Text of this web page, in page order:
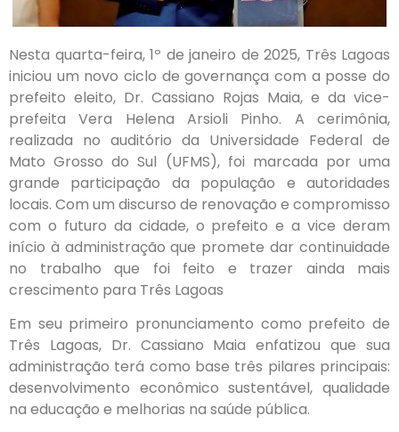
Nesta quarta-feira, 1º de janeiro de 2025, Três Lagoas
iniciou um novo ciclo de governança com a posse do
prefeito eleito, Dr. Cassiano Rojas Maia, e da vice-
prefeita Vera Helena Arsioli Pinho. A cerimônia,
realizada no auditório da Universidade Federal de
Mato Grosso do Sul (UFMS), foi marcada por uma
grande participação da população e autoridades
locais. Com um discurso de renovação e compromisso
com o futuro da cidade, o prefeito e a vice deram
início à administração que promete dar continuidade
no trabalho que foi feito e trazer ainda mais
crescimento para Três Lagoas
Em seu primeiro pronunciamento como prefeito de
Três Lagoas, Dr. Cassiano Maia enfatizou que sua
administração terá como base três pilares principais:
desenvolvimento econômico sustentável, qualidade
na educação e melhorias na saúde pública.